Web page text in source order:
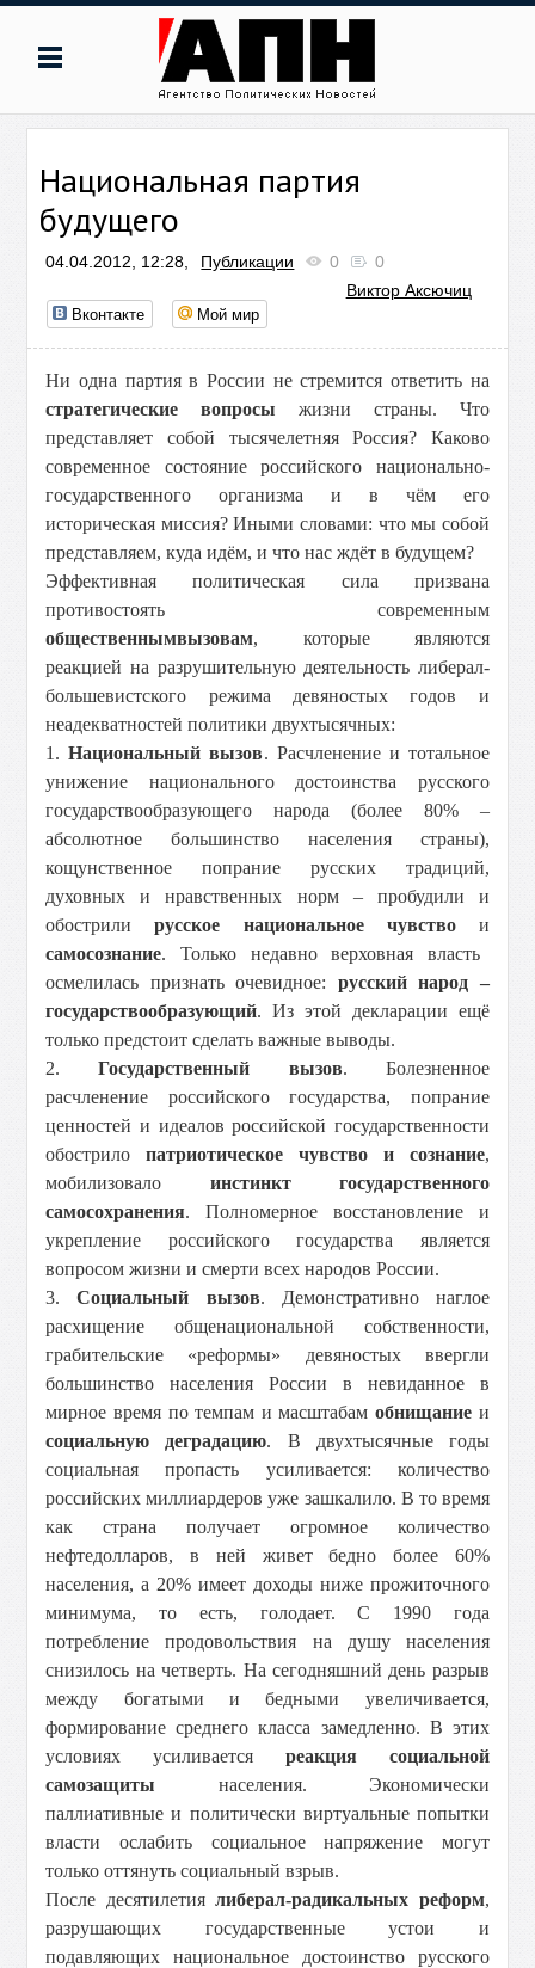
Национальная партия
будущего
04.04.2012, 12:28, Публикации 0
0
Виктор Аксючиц
Вконтакте Мой мир
Ни одна партия в России не стремится ответить на
стратегические вопросы жизни страны. Что
представляет собой тысячелетняя Россия? Каково
современное состояние российского национально-
государственного организма и в чём его
историческая миссия? Иными словами: что мы собой
представляем, куда идём, и что нас ждёт в будущем?
Эффективная политическая сила призвана
противостоять современным
общественнымвызовам, которые являются
реакцией на разрушительную деятельность либерал-
большевистского режима девяностых годов и
неадекватностей политики двухтысячных:
1.Национальный вызов. Расчленение и тотальное
унижение национального достоинства русского
государствообразующего народа (более 80% –
абсолютное большинство населения страны),
кощунственное попрание русских традиций,
духовных и нравственных норм – пробудили и
обострилирусское национальное чувство и
самосознание. Только недавно верховная власть
осмелилась признать очевидное: русский народ –
государствообразующий. Из этой декларации ещё
только предстоит сделать важные выводы.
2.Государственный вызов. Болезненное
расчленение российского государства, попрание
ценностей и идеалов российской государственности
обострилопатриотическое чувство и сознание,
мобилизовало инстинкт государственного
самосохранения. Полномерное восстановление и
укрепление российского государства является
вопросом жизни и смерти всех народов России.
3.Социальный вызов. Демонстративно наглое
расхищение общенациональной собственности,
грабительские «реформы» девяностых ввергли
большинство населения России в невиданное в
мирное время по темпам и масштабам обнищание и
социальную деградацию. В двухтысячные годы
социальная пропасть усиливается: количество
российских миллиардеров уже зашкалило. В то время
как страна получает огромное количество
нефтедолларов, в ней живет бедно более 60%
населения, а 20% имеет доходы ниже прожиточного
минимума, то есть, голодает. С 1990 года
потребление продовольствия на душу населения
снизилось на четверть. На сегодняшний день разрыв
между богатыми и бедными увеличивается,
формирование среднего класса замедленно. В этих
условиях усиливается реакция социальной
самозащиты населения. Экономически
паллиативные и политически виртуальные попытки
власти ослабить социальное напряжение могут
только оттянуть социальный взрыв.
После десятилетиялиберал-радикальных реформ,
разрушающих государственные устои и
подавляющих национальное достоинство русского